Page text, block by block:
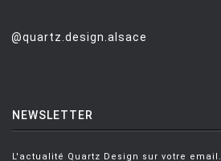
@quartz.design.alsace
NEWSLETTER
L'actualité Quartz Design sur votre email.